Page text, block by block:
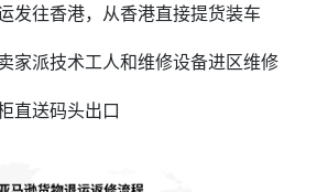
发往香港，从香港直接提货装车
家派技术工人和维修设备进区维修
直送码头出口